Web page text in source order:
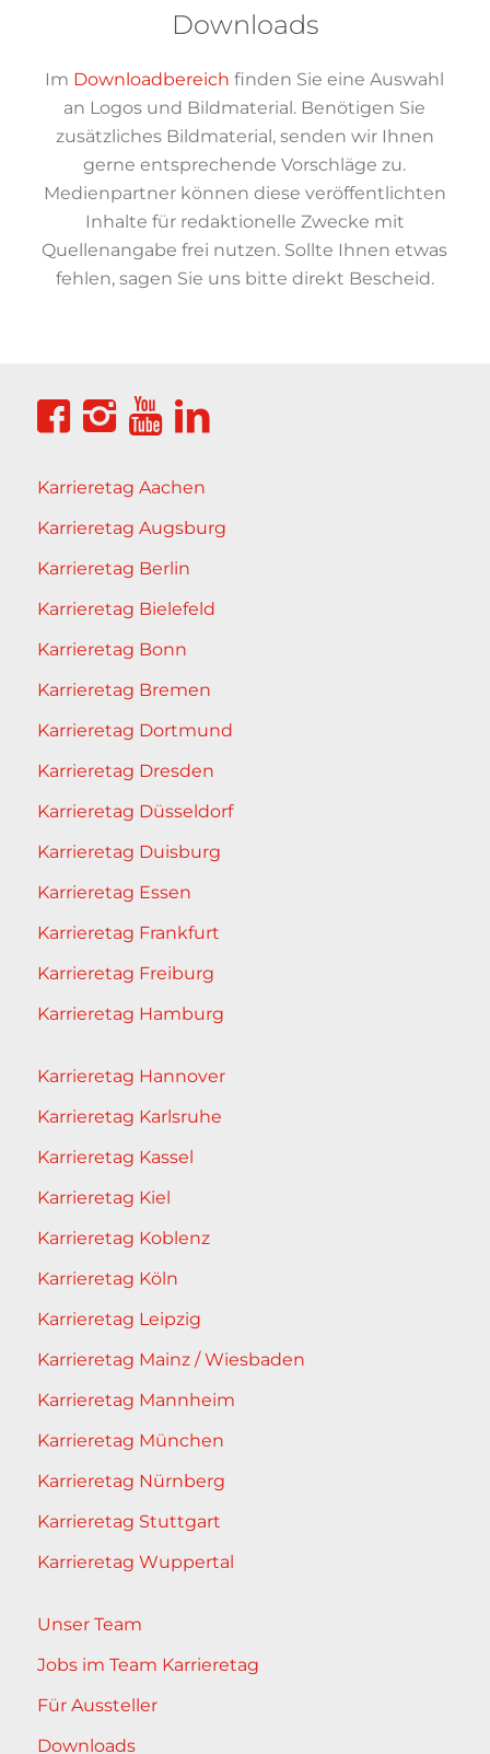
Downloads
Im Downloadbereich finden Sie eine Auswahl
an Logos und Bildmaterial. Benötigen Sie
zusätzliches Bildmaterial, senden wir Ihnen
gerne entsprechende Vorschläge zu.
Medienpartner können diese veröffentlichten
Inhalte für redaktionelle Zwecke mit
Quellenangabe frei nutzen. Sollte Ihnen etwas
fehlen, sagen Sie uns bitte direkt Bescheid.
Karrieretag Aachen
Karrieretag Augsburg
Karrieretag Berlin
Karrieretag Bielefeld
Karrieretag Bonn
Karrieretag Bremen
Karrieretag Dortmund
Karrieretag Dresden
Karrieretag Düsseldorf
Karrieretag Duisburg
Karrieretag Essen
Karrieretag Frankfurt
Karrieretag Freiburg
Karrieretag Hamburg
Karrieretag Hannover
Karrieretag Karlsruhe
Karrieretag Kassel
Karrieretag Kiel
Karrieretag Koblenz
Karrieretag Köln
Karrieretag Leipzig
Karrieretag Mainz / Wiesbaden
Karrieretag Mannheim
Karrieretag München
Karrieretag Nürnberg
Karrieretag Stuttgart
Karrieretag Wuppertal
Unser Team
Jobs im Team Karrieretag
Für Aussteller
Downloads